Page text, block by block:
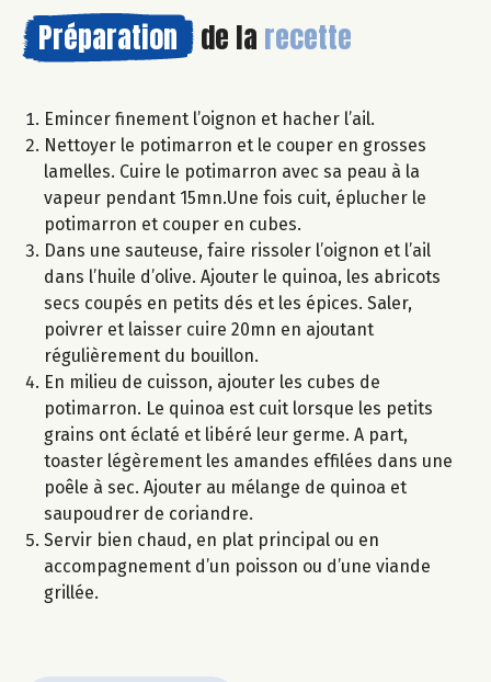
Préparation de la recette
Emincer finement l’oignon et hacher l’ail.
Nettoyer le potimarron et le couper en grosses
lamelles. Cuire le potimarron avec sa peau à la
vapeur pendant 15mn.Une fois cuit, éplucher le
potimarron et couper en cubes.
Dans une sauteuse, faire rissoler l’oignon et l’ail
dans l’huile d’olive. Ajouter le quinoa, les abricots
secs coupés en petits dés et les épices. Saler,
poivrer et laisser cuire 20mn en ajoutant
régulièrement du bouillon.
En milieu de cuisson, ajouter les cubes de
potimarron. Le quinoa est cuit lorsque les petits
grains ont éclaté et libéré leur germe. A part,
toaster légèrement les amandes effilées dans une
poêle à sec. Ajouter au mélange de quinoa et
saupoudrer de coriandre.
Servir bien chaud, en plat principal ou en
accompagnement d’un poisson ou d’une viande
grillée.